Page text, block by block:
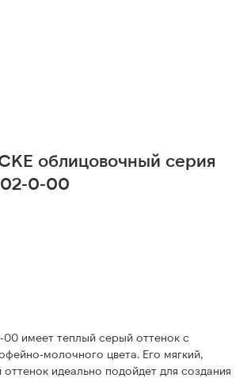
облицовочный серия
02-0-00
00 имеет теплый серый оттенок с
молочного цвета. Его мягкий,
идеально подойдет для создания